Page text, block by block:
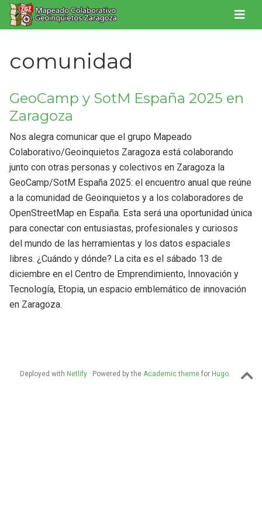
comunidad
GeoCamp y SotM España 2025 en
Zaragoza
Nos alegra comunicar que el grupo Mapeado
Colaborativo/Geoinquietos Zaragoza está colaborando
junto con otras personas y colectivos en Zaragoza la
GeoCamp/SotM España 2025: el encuentro anual que reúne
a la comunidad de Geoinquietos y a los colaboradores de
OpenStreetMap en España. Esta será una oportunidad única
para conectar con entusiastas, profesionales y curiosos
del mundo de las herramientas y los datos espaciales
libres. ¿Cuándo y dónde? La cita es el sábado 13 de
diciembre en el Centro de Emprendimiento, Innovación y
Tecnología, Etopia, un espacio emblemático de innovación
en Zaragoza.
Deployed with Netlify· Powered by the Academic themefor Hugo.